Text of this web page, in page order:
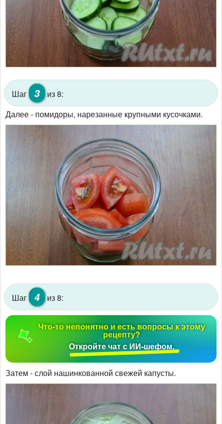
Шаг 3
из 8:
Далее - помидоры, нарезанные крупными кусочками.
Шаг 4 из 8:
Что-то непонятно и есть вопросы к этому
рецепту?
Откройте чат с ИИ-шефом.
Затем - слой нашинкованной свежей капусты.